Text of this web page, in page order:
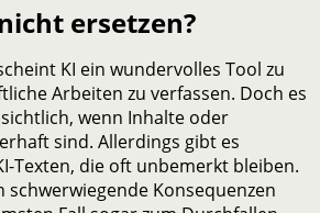
ersetzen?
KI ein wundervolles Tool zu
Arbeiten zu verfassen. Doch es
wenn Inhalte oder
sind. Allerdings gibt es
Texten, die oft unbemerkt bleiben.
schwerwiegende Konsequenzen